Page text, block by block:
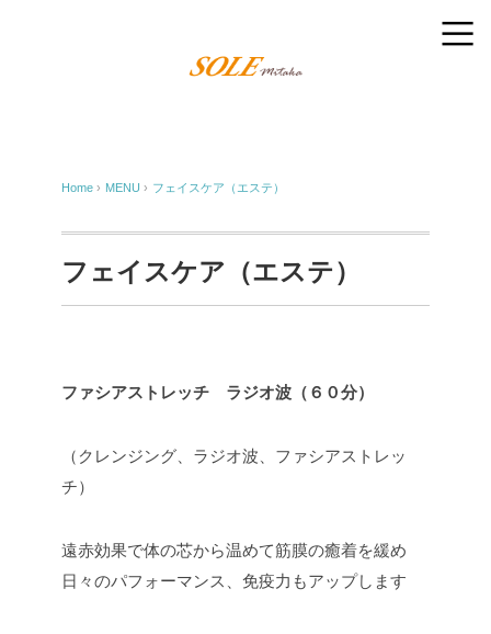
Home › MENU › フェイスケア（エステ）
フェイスケア（エステ）
ファシアストレッチ ラジオ波（６０分）
（クレンジング、ラジオ波、ファシアストレッ
チ）
遠赤効果で体の芯から温めて筋膜の癒着を緩め
日々のパフォーマンス、免疫力もアップします